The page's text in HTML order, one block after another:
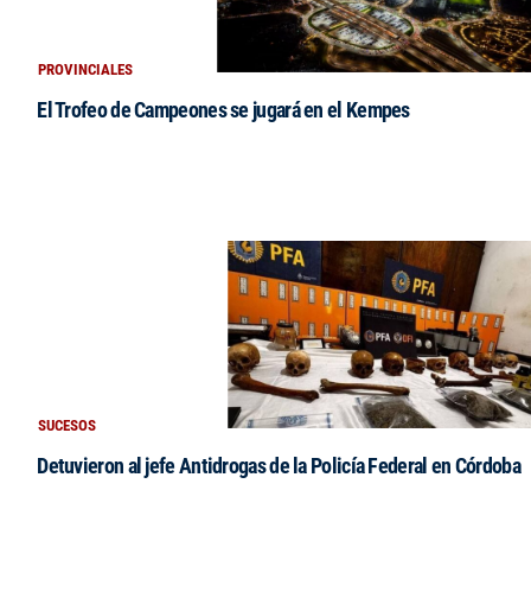
PROVINCIALES
El Trofeo de Campeones se jugará en el Kempes
SUCESOS
Detuvieron al jefe Antidrogas de la Policía Federal en Córdoba